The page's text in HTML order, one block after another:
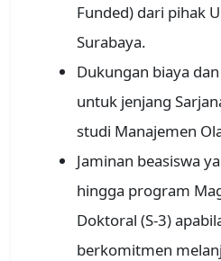
Funded) dari pihak
Surabaya.
Dukungan biaya
untuk jenjang
studi Manajemen
Jaminan beasiswa
hingga program
Doktoral (S-3)
berkomitmen